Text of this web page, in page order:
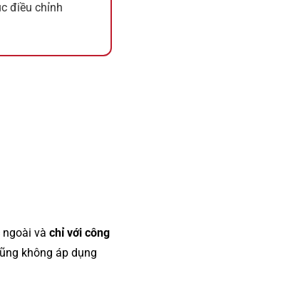
điều chỉnh
và chỉ với công
không áp dụng